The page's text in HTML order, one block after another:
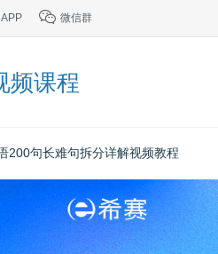
APP 微信群
频课程
200句长难句拆分详解视频教程